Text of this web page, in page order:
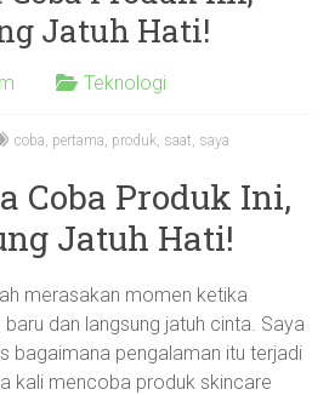
Jatuh Hati!
Teknologi
coba, pertama, produk, saat, saya
Coba Produk Ini,
Jatuh Hati!
merasakan momen ketika
dan langsung jatuh cinta. Saya
bagaimana pengalaman itu terjadi
kali mencoba produk skincare